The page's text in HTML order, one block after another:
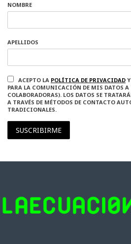
NOMBRE
APELLIDOS
ACEPTO LA POLÍTICA DE PRIVACIDAD
PARA LA COMUNICACIÓN DE MIS DATOS A
COLABORADORAS). LOS DATOS SE
A TRAVÉS DE MÉTODOS DE CONTACTO
TRADICIONALES.
SUSCRIBIRME